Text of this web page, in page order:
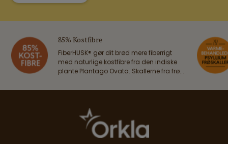
85% Kostfibre
FiberHUSK® gør dit brød mere fiberrigt
med naturlige kostfibre fra den indiske
plante Plantago Ovata. Skallerne fra frø...